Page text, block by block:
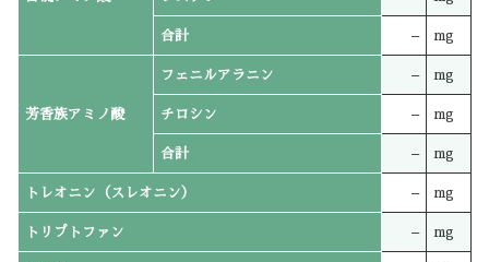
合計 – mg
芳香族アミノ酸
フェニルアラニン – mg
チロシン – mg
合計 – mg
トレオニン（スレオニン） – mg
トリプトファン – mg